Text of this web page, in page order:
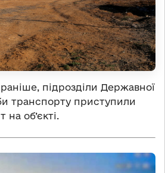
підрозділи Державної
транспорту приступили
на об’єкті.